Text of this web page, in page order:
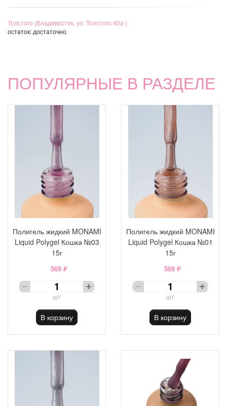
Толстого (Владивосток, ул. Толстого 40а )
остаток: достаточно
ПОПУЛЯРНЫЕ В РАЗДЕЛЕ
Полигель жидкий MONAMI
Liquid Polygel Кошка №03
15г
569 ₽
шт
В корзину
Полигель жидкий MONAMI
Liquid Polygel Кошка №01
15г
569 ₽
шт
В корзину